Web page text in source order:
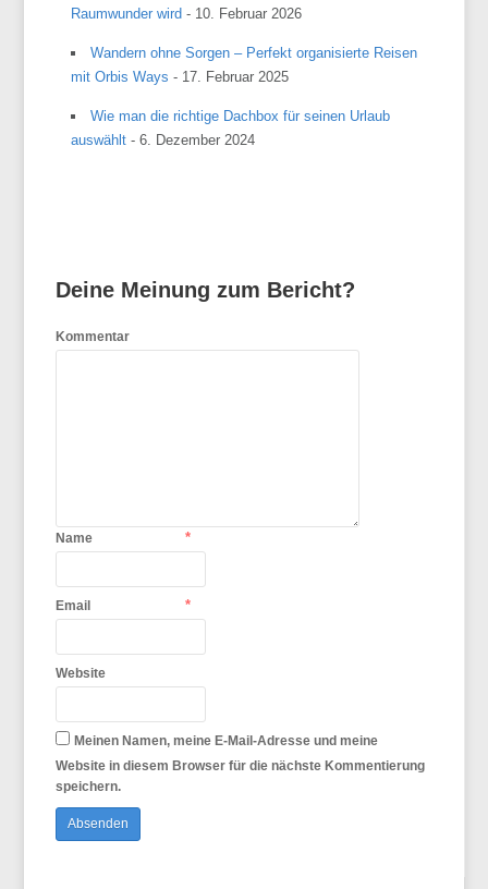
Raumwunder wird - 10. Februar 2026
Wandern ohne Sorgen – Perfekt organisierte Reisen
mit Orbis Ways - 17. Februar 2025
Wie man die richtige Dachbox für seinen Urlaub
auswählt - 6. Dezember 2024
Deine Meinung zum Bericht?
Kommentar
Name *
Email *
Website
Meinen Namen, meine E-Mail-Adresse und meine
Website in diesem Browser für die nächste Kommentierung
speichern.